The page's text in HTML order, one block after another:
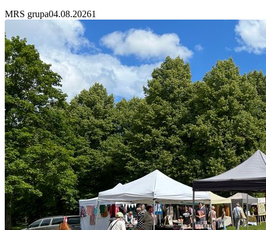
MRS grupa04.08.20261